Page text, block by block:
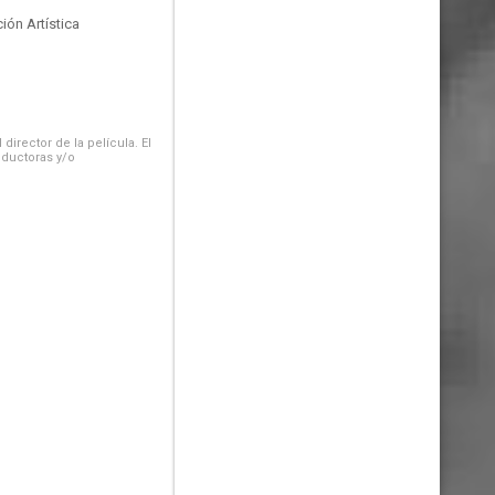
Artística
de la película. El
y/o